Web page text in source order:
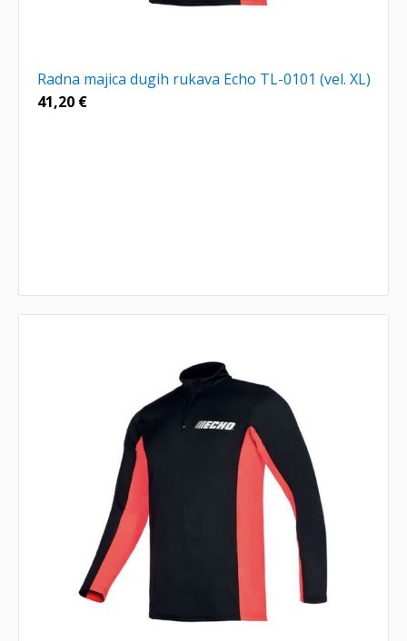
Radna majica dugih rukava Echo TL-0101 (vel. XL)
41,20 €